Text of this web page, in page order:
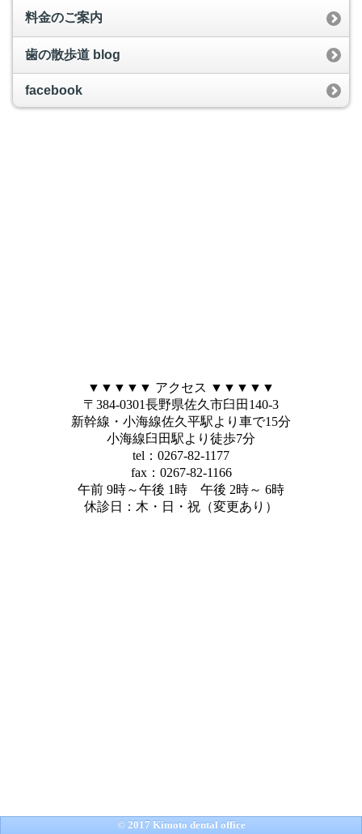
料金のご案内
歯の散歩道 blog
facebook
▼▼▼▼▼ アクセス ▼▼▼▼▼
〒384-0301長野県佐久市臼田140-3
新幹線・小海線佐久平駅より車で15分
小海線臼田駅より徒歩7分
tel：0267-82-1177
fax：0267-82-1166
午前 9時～午後 1時 午後 2時～ 6時
休診日：木・日・祝（変更あり）
© 2017 Kimoto dental office